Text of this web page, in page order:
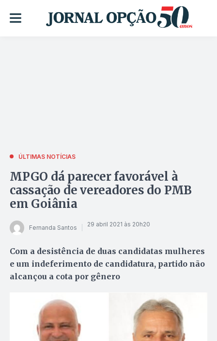
ÚLTIMAS NOTÍCIAS
MPGO dá parecer favorável à
cassação de vereadores do PMB
em Goiânia
Fernanda Santos 29 abril 2021 às 20h20
Com a desistência de duas candidatas mulheres
e um indeferimento de candidatura, partido não
alcançou a cota por gênero